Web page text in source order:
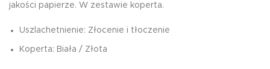
jakości papierze. W zestawie koperta.
Uszlachetnienie: Złocenie i tłoczenie
Koperta: Biała / Złota